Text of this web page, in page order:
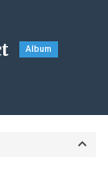
Album